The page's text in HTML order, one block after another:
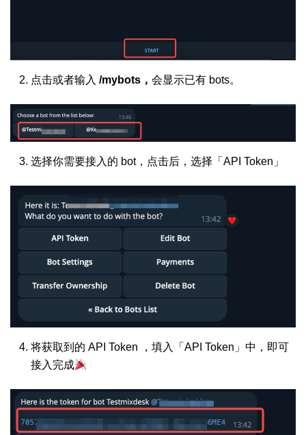
点击或者输入 /mybots， 会显示已有 bots。
选择你需要接入的 bot，点击后，选择「API Token」
将获取到的 API Token ，填入「API Token」中，即可
接入完成